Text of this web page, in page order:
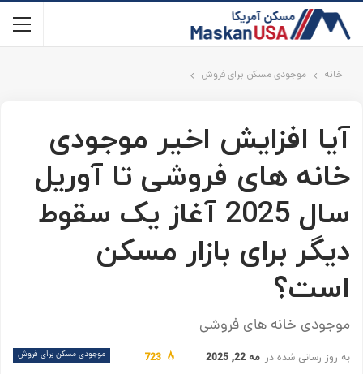
خانه موجودی مسکن برای فروش
آیا افزایش اخیر موجودی
خانه های فروشی تا آوریل
سال 2025 آغاز یک سقوط
دیگر برای بازار مسکن
است؟
موجودی خانه های فروشی
موجودی مسکن برای فروش به روز رسانی شده در مه 22, 2025